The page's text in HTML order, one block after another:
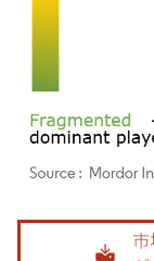
画像 © Mordor